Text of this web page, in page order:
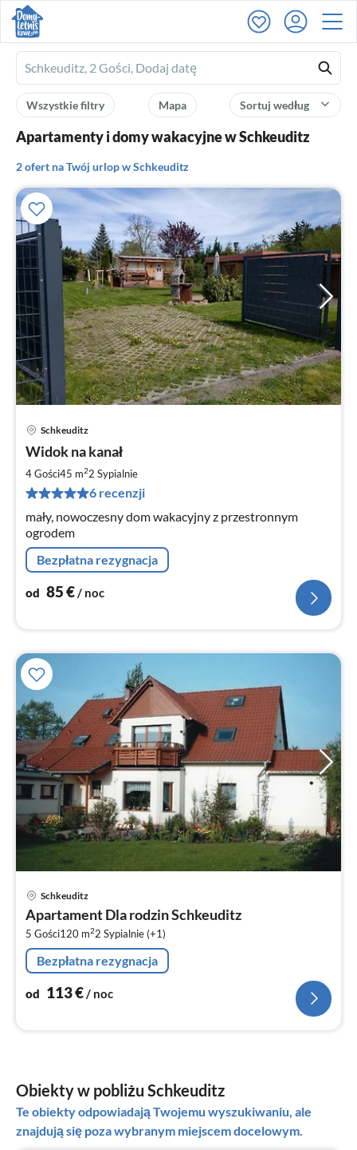
Ferienhausmiete
logo
Sortuj według
Mapa
Wszystkie filtry
Apartamenty i domy wakacyjne w Schkeuditz
2 ofert na Twój urlop w Schkeuditz
Schkeuditz
Widok na kanał
4 Gości45 m22 Sypialnie
6 recenzji
mały, nowoczesny dom wakacyjny z przestronnym
ogrodem
Bezpłatna rezygnacja
od 85€/ noc
Schkeuditz
Apartament Dla rodzin Schkeuditz
5 Gości120 m22 Sypialnie (+1)
Bezpłatna rezygnacja
od 113€/ noc
Obiekty w pobliżu Schkeuditz
Te obiekty odpowiadają Twojemu wyszukiwaniu, ale
znajdują się poza wybranym miejscem docelowym.